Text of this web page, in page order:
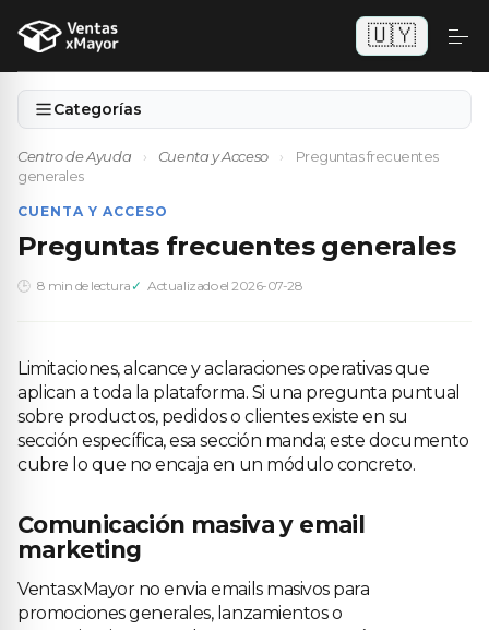
🇺🇾
Categorías
Centro de Ayuda › Cuenta y Acceso ›
Preguntas frecuentes
generales
CUENTA Y ACCESO
Preguntas frecuentes generales
8 min de lectura Actualizado el 2026-07-28
Limitaciones, alcance y aclaraciones operativas que
aplican a toda la plataforma. Si una pregunta puntual
sobre productos, pedidos o clientes existe en su
sección específica, esa sección manda; este documento
cubre lo que no encaja en un módulo concreto.
Comunicación masiva y email
marketing
VentasxMayor no envia emails masivos para
promociones generales, lanzamientos o